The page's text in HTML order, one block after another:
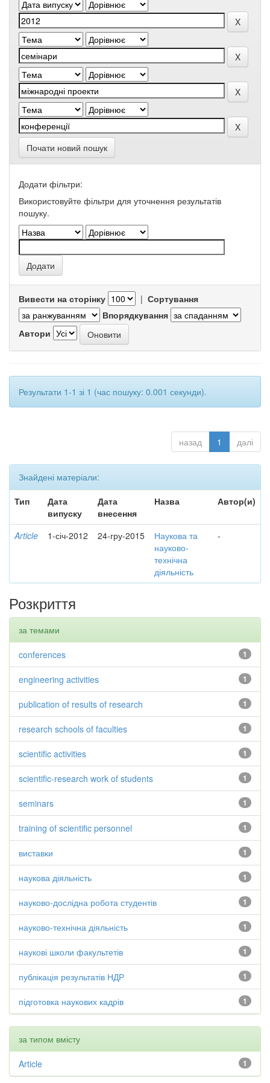
Почати новий пошук
Додати фільтри:
Використовуйте фільтри для уточнення результатів
пошуку.
Вивести на сторінку | Сортування
Впорядкування
Автори
Результати 1-1 зі 1 (час пошуку: 0.001 секунди).
назад 1 далі
Знайдені матеріали:
Тип
Дата
випуску
Дата
внесення
Назва Автор(и)
Article 1-січ-2012 24-гру-2015
Наукова та
науково-
технічна
діяльність
-
Розкриття
за темами
1
conferences
1
engineering activities
1
publication of results of research
1
research schools of faculties
1
scientific activities
1
scientific-research work of students
1
seminars
1
training of scientific personnel
1
виставки
1
наукова діяльність
1
науково-дослідна робота студентів
1
науково-технічна діяльність
1
наукові школи факультетів
1
публікація результатів НДР
1
підготовка наукових кадрів
за типом вмісту
1
Article